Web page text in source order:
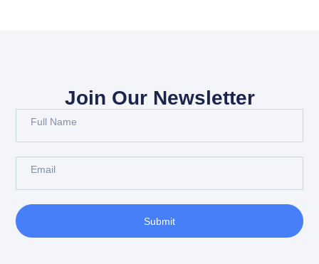
Join Our Newsletter
Submit